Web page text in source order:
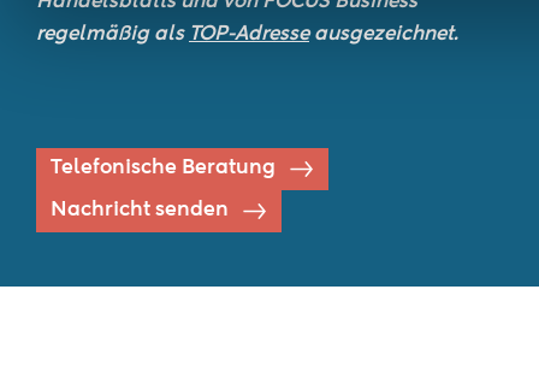
regelmäßig als TOP-Adresseausgezeichnet.
Telefonische Beratung
Nachricht senden